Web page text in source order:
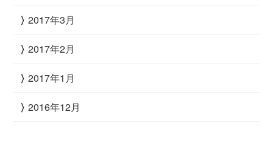
2017年3月
2017年2月
2017年1月
2016年12月